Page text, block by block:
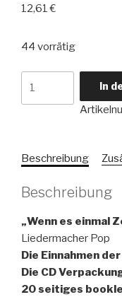
12,61€
44 vorrätig
wird"
In
Beschreibung
Beschreibung
„Wenn es einmal
Liedermacher Pop
Die Einnahmen
Die CD
20 seitiges